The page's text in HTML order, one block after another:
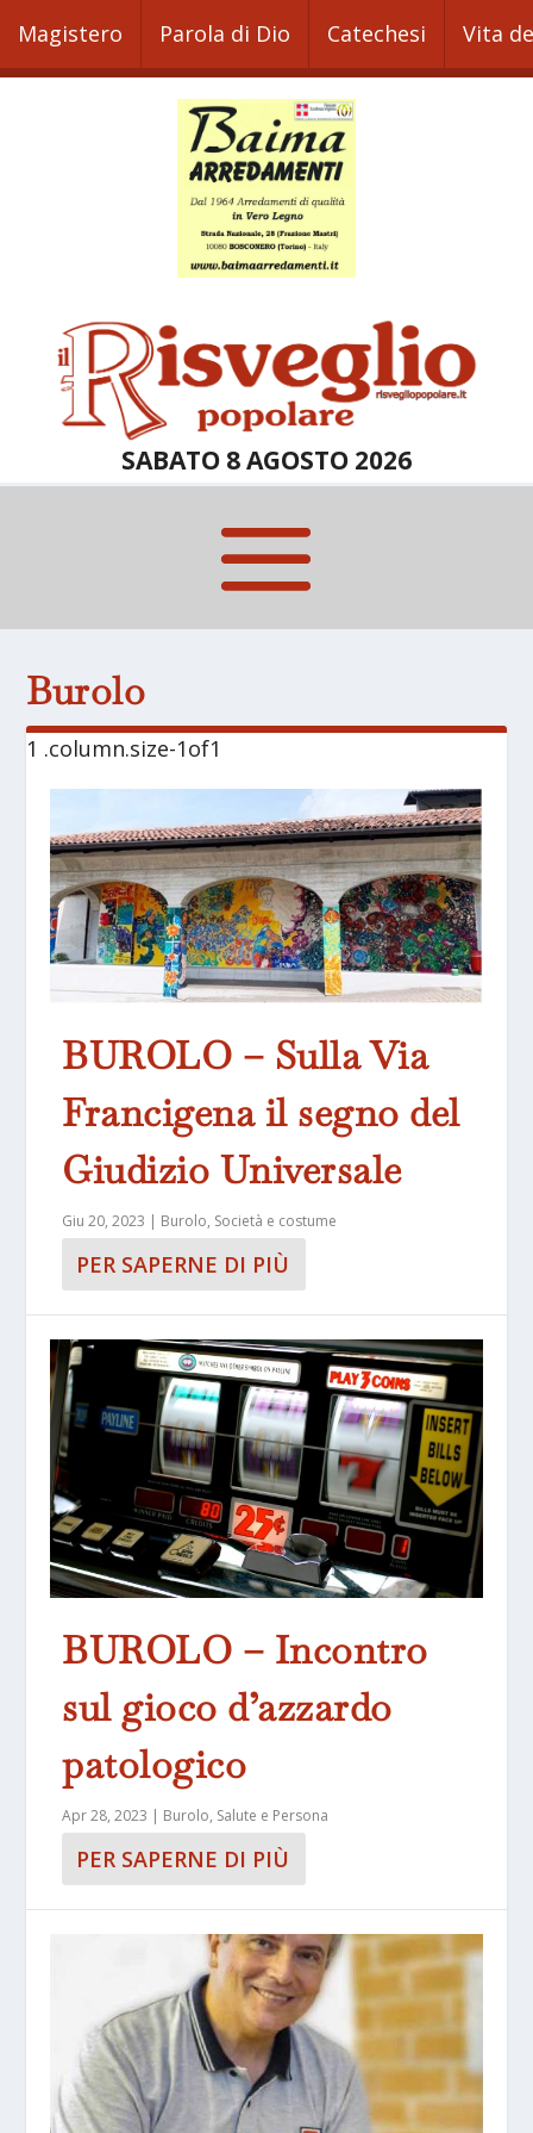
Magistero Parola di Dio Catechesi Vita
SABATO 8 AGOSTO 2026
Burolo
BUROLO – Sulla Via
Francigena il segno del
Giudizio Universale
Giu 20, 2023 | Burolo, Società e costume
PER SAPERNE DI PIÙ
BUROLO – Incontro
sul gioco d’azzardo
patologico
Apr 28, 2023 | Burolo, Salute e Persona
PER SAPERNE DI PIÙ